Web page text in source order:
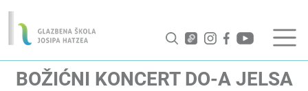
BOŽIĆNI KONCERT DO-A JELSA